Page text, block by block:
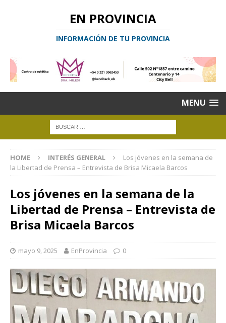
EN PROVINCIA
INFORMACIÓN DE TU PROVINCIA
MENU
HOME INTERÉS GENERAL
Los jóvenes en la semana de
la Libertad de Prensa – Entrevista de Brisa Micaela Barcos
Los jóvenes en la semana de la
Libertad de Prensa – Entrevista de
Brisa Micaela Barcos
mayo 9, 2025 EnProvincia 0